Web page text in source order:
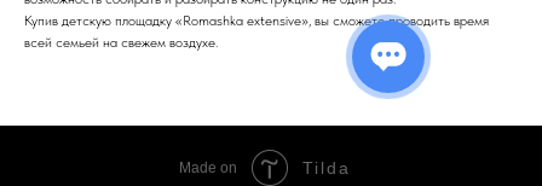
Купив детскую площадку «Romashka extensive», вы сможете проводить время
всей семьей на свежем воздухе.
Made on Tilda